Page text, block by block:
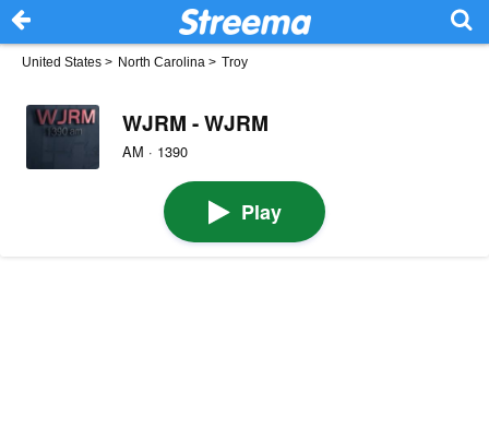
United States > North Carolina > Troy
WJRM - WJRM
AM · 1390
Play